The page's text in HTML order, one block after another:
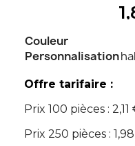
Couleur
Personnalisation
Offre tarifaire :
Prix 100 pièces :
Prix 250 pièces :